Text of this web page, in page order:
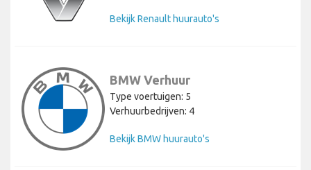
Bekijk Renault huurauto's
BMW Verhuur
Type voertuigen: 5
Verhuurbedrijven: 4
Bekijk BMW huurauto's